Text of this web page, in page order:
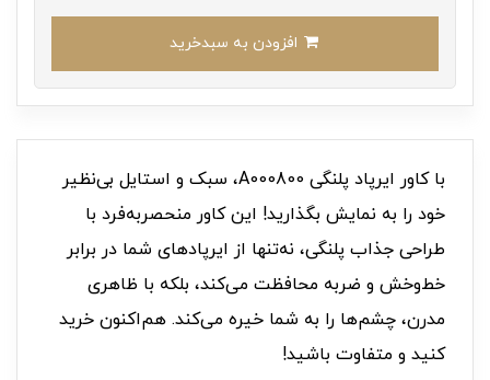
با کاور ایرپاد پلنگی A000800، سبک و استایل بی‌نظیر
خود را به نمایش بگذارید! این کاور منحصر‌به‌فرد با
طراحی جذاب پلنگی، نه‌تنها از ایرپادهای شما در برابر
خط‌و‌خش و ضربه محافظت می‌کند، بلکه با ظاهری
مدرن، چشم‌ها را به شما خیره می‌کند. هم‌اکنون خرید
کنید و متفاوت باشید!